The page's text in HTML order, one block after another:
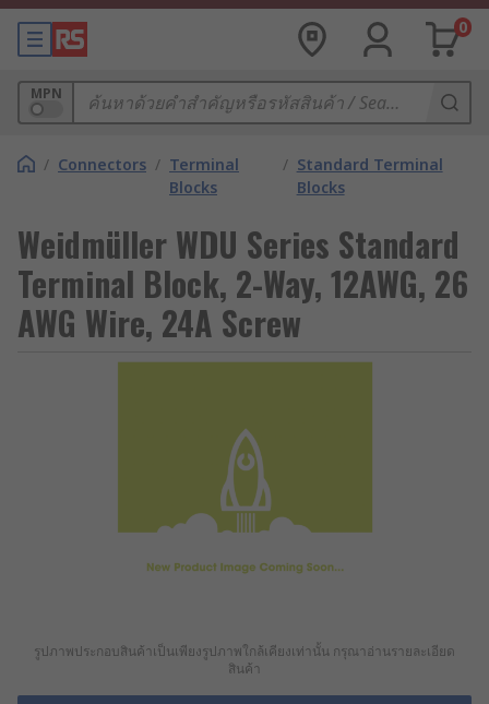
0
MPN
/ Connectors / Terminal
Blocks
/ Standard Terminal
Blocks
Weidmüller WDU Series Standard
Terminal Block, 2-Way, 12AWG, 26
AWG Wire, 24A Screw
รูปภาพประกอบสินค้าเป็นเพียงรูปภาพใกล้เคียงเท่านั้น กรุณาอ่านรายละเอียด
สินค้า